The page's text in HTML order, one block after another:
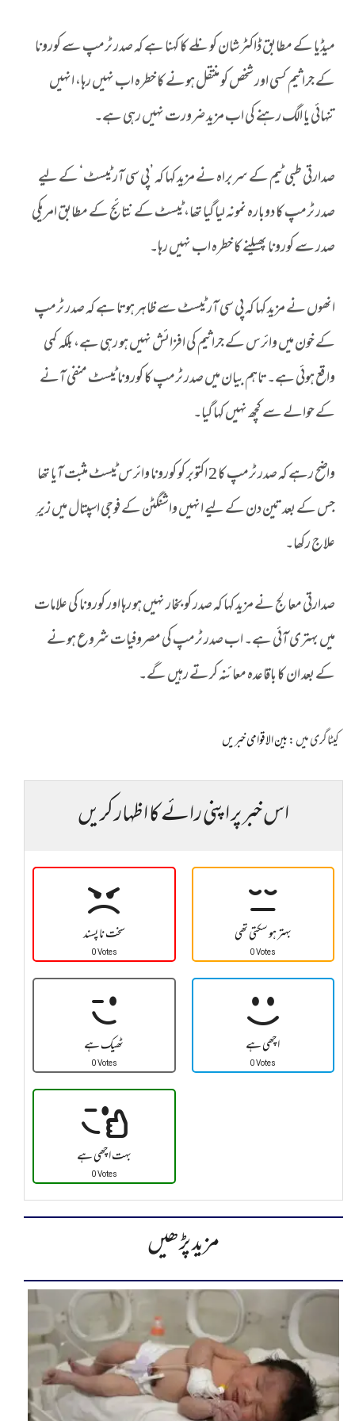
میڈیا کے مطابق ڈاکٹر شان کونلے کا کہنا ہے کہ صدر ٹرمپ سے کورونا
کے جراثیم کسی اور شخص کو منتقل ہونے کا خطرہ اب نہیں رہا، انہیں
تنہائی یا الگ رہنے کی اب مزید ضرورت نہیں رہی ہے۔
صدارتی طبی ٹیم کے سربراہ نے مزید کہا کہ ’پی سی آر ٹیسٹ‘ کے لیے
صدر ٹرمپ کا دوبارہ نمونہ لیا گیا تھا، ٹیسٹ کے نتائج کے مطابق امریکی
صدر سے کورونا پھیلنے کا خطرہ اب نہیں رہا۔
انھوں نے مزید کہا کہ پی سی آر ٹیسٹ سے ظاہر ہوتا ہے کہ صدر ٹرمپ
کے خون میں وائرس کے جراثیم کی افزائش نہیں ہو رہی ہے، بلکہ کمی
واقع ہوئی ہے۔ تاہم بیان میں صدر ٹرمپ کا کورونا ٹیسٹ منفی آنے
کے حوالے سے کچھ نہیں کہا گیا۔
واضح رہے کہ صدر ٹرمپ کا 2 اکتوبر کو کورونا وائرس ٹیسٹ مثبت آیا تھا
جس کے بعد تین دن کے لیے انہیں واشنگٹن کے فوجی اسپتال میں زیرِ
علاج رکھا۔
صدارتی معالج نے مزید کہا کہ صدر کو بخار نہیں ہو رہا اور کورونا کی علامات
میں بہتری آئی ہے۔ اب صدر ٹرمپ کی مصروفیات شروع ہونے
کے بعد ان کا باقاعدہ معائنہ کرتے رہیں گے۔
کیٹاگری میں :بین الاقوامی خبریں
اس خبر پر اپنی رائے کا اظہار کریں
سخت نا پسند
0 Votes
بہتر ہو سکتی تھی
0 Votes
ٹھیک ہے
0 Votes
اچھی ہے
0 Votes
بہت اچھی ہے
0 Votes
مزید پڑھیں